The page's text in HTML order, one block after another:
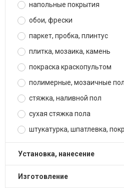
напольные покрытия
обои, фрески
паркет, пробка, плинтус
плитка, мозаика, камень
покраска краскопультом
полимерные, мозаичные
стяжка, наливной пол
сухая стяжка пола
штукатурка, шпатлевка,
установка, нанесение
изготовление